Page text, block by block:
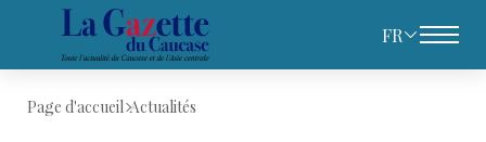
FR
Page d'accueil Actualités